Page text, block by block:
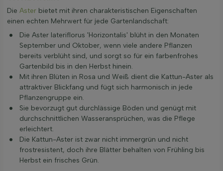
Die Aster bietet mit ihren charakteristischen Eigenschaften
einen echten Mehrwert für jede Gartenlandschaft:
Die Aster lateriflorus 'Horizontalis' blüht in den Monaten
September und Oktober, wenn viele andere Pflanzen
bereits verblüht sind, und sorgt so für ein farbenfrohes
Gartenbild bis in den Herbst hinein.
Mit ihren Blüten in Rosa und Weiß dient die Kattun-Aster als
attraktiver Blickfang und fügt sich harmonisch in jede
Pflanzengruppe ein.
Sie bevorzugt gut durchlässige Böden und genügt mit
durchschnittlichen Wasseransprüchen, was die Pflege
erleichtert.
Die Kattun-Aster ist zwar nicht immergrün und nicht
frostresistent, doch ihre Blätter behalten von Frühling bis
Herbst ein frisches Grün.